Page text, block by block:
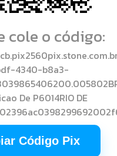
cole o código:
4340-b8a3-
De P6014RIO DE
Código Pix